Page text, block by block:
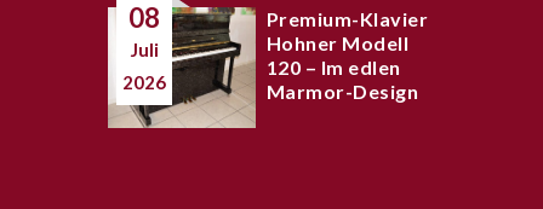
08
Juli
2026
Premium-Klavier
Hohner Modell
120 – Im edlen
Marmor-Design